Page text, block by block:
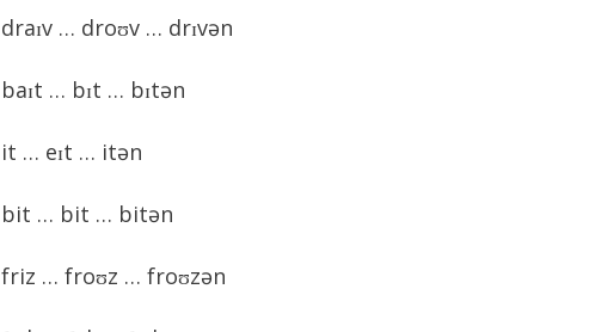
draɪv … droʊv … drɪvən
baɪt … bɪt … bɪtən
it … eɪt … itən
bit … bit … bitən
friz … froʊz … froʊzən